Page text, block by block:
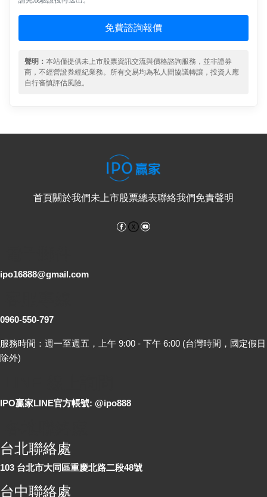
免費諮詢報價
聲明： 本站僅提供未上市股票資訊交流與價格諮詢服務，並非證券
商，不經營證券經紀業務。所有交易均為私人間協議轉讓，投資人應
自行審慎評估風險。
首頁關於我們未上市股票總表聯絡我們免責聲明
Facebook
ipo16888@gmail.com
0960-550-797
服務時間：週一至週五，上午 9:00 - 下午 6:00 (台灣時間，國定假日
除外)
IPO贏家LINE官方帳號: @ipo888
台北聯絡處
103 台北市大同區重慶北路二段48號
台中聯絡處